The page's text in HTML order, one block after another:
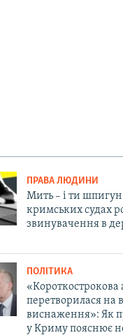
ПРАВА ЛЮДИНИ
Мить – і ти
кримських судах
звинувачення в
ПОЛІТИКА
«Короткострокова
перетворилася на
виснаження»: Як
у Криму пояснює